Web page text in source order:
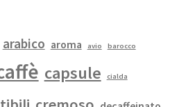
arabico aroma avio barocco
capsule cialda